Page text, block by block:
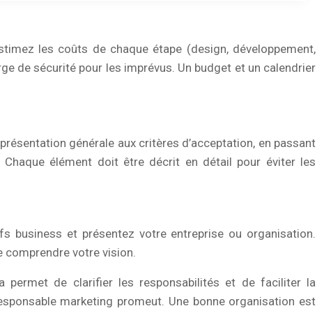
les coûts de chaque étape (design, développement,
de sécurité pour les imprévus. Un budget et un calendrier
générale aux critères d’acceptation, en passant
élément doit être décrit en détail pour éviter les
business et présentez votre entreprise ou organisation.
votre vision.
permet de clarifier les responsabilités et de faciliter la
marketing promeut. Une bonne organisation est